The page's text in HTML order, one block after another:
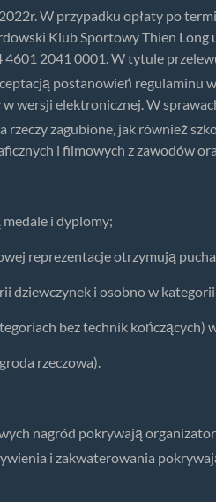
W przypadku opłaty po
Klub Sportowy Thien
2041 0001. W tytule
postanowień regulaminu
wersji elektronicznej. W
zagubione, jak również
i filmowych z zawodów
i dyplomy;
reprezentacje otrzymują
dziewczynek i osobno w
bez technik kończących)
rzeczowa).
nagród pokrywają
i zakwaterowania